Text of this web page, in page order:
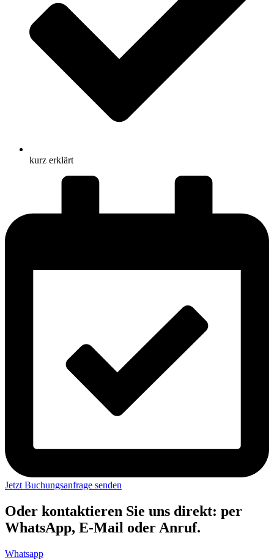
kurz erklärt
Jetzt Buchungsanfrage senden
Oder kontaktieren Sie uns direkt: per
WhatsApp, E-Mail oder Anruf.
Whatsapp